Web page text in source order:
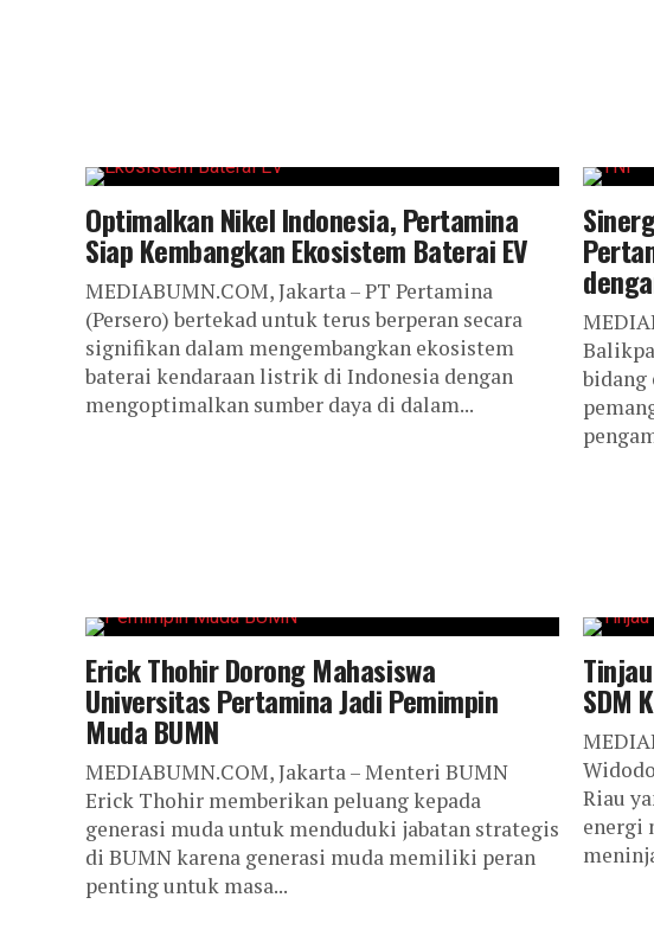
Optimalkan Nikel Indonesia, Pertamina
Siap Kembangkan Ekosistem Baterai EV
MEDIABUMN.COM, Jakarta – PT Pertamina
(Persero) bertekad untuk terus berperan secara
signifikan dalam mengembangkan ekosistem
baterai kendaraan listrik di Indonesia dengan
mengoptimalkan sumber daya di dalam...
bidang
Erick Thohir Dorong Mahasiswa
Universitas Pertamina Jadi Pemimpin
Muda BUMN
MEDIABUMN.COM, Jakarta – Menteri BUMN
Erick Thohir memberikan peluang kepada
generasi muda untuk menduduki jabatan strategis
di BUMN karena generasi muda memiliki peran
penting untuk masa...
SDM
Riau
energi